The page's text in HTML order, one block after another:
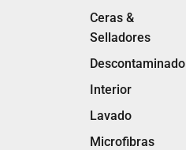
Ceras &
Selladores
Descontaminado
Interior
Lavado
Microfibras